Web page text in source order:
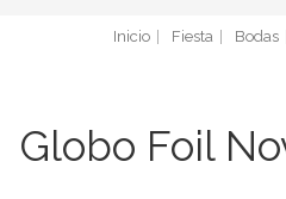
Inicio Fiesta Bodas
Globo Foil